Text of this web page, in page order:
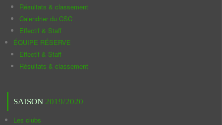
Résultats & classement
Calendrier du CSC
Effectif & Staff
ÉQUIPE RÉSERVE
Effectif & Staff
Résultats & classement
SAISON 2019/2020
Les clubs